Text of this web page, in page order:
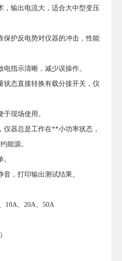
，输出电流大，适合大中型变压
保护反电势对仪器的冲击，性能
指示清晰，减少误操作。
状态直接转换有载分接开关，仪
现场使用。
仪器总是工作在**小功率状态，
能源。
，打印输出测试结果。
10A、20A、50A